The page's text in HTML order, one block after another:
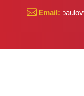
Email: